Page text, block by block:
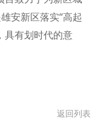
安新区落实“高起
具有划时代的意
返回列表